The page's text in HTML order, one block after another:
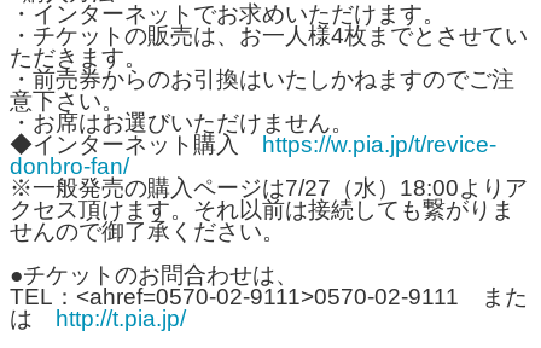
・インターネットでお求めいただけます。
・チケットの販売は、お一人様4枚までとさせてい
ただきます。
・前売券からのお引換はいたしかねますのでご注
意下さい。
・お席はお選びいただけません。
◆インターネット購入 https://w.pia.jp/t/revice-
donbro-fan/
※一般発売の購入ページは7/27（水）18:00よりア
クセス頂けます。それ以前は接続しても繋がりま
せんので御了承ください。
●チケットのお問合わせは、
TEL：<ahref=0570-02-9111>0570-02-9111 また
は
http://t.pia.jp/